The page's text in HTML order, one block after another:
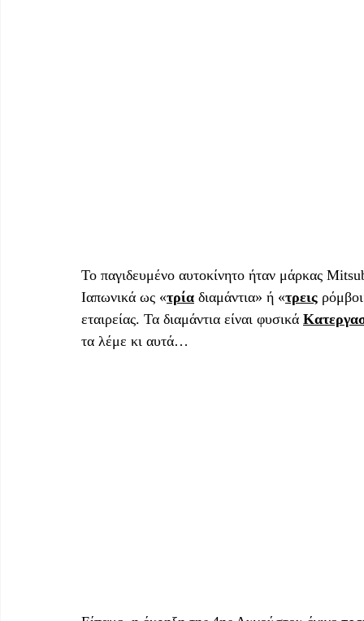
Το παγιδευμένο αυτοκίνητο ήταν μάρκας
Ιαπωνικά ως «τρία διαμάντια» ή «τρεις
εταιρείας. Τα διαμάντια είναι φυσικά
τα λέμε κι αυτά…